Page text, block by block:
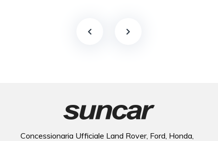
Concessionaria Ufficiale Land Rover, Ford, Honda,